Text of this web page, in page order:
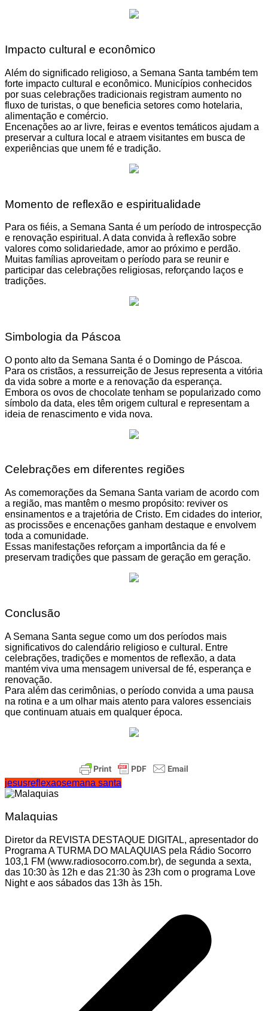
Impacto cultural e econômico
Além do significado religioso, a Semana Santa também tem
forte impacto cultural e econômico. Municípios conhecidos
por suas celebrações tradicionais registram aumento no
fluxo de turistas, o que beneficia setores como hotelaria,
alimentação e comércio.
Encenações ao ar livre, feiras e eventos temáticos ajudam a
preservar a cultura local e atraem visitantes em busca de
experiências que unem fé e tradição.
Momento de reflexão e espiritualidade
Para os fiéis, a Semana Santa é um período de introspecção
e renovação espiritual. A data convida à reflexão sobre
valores como solidariedade, amor ao próximo e perdão.
Muitas famílias aproveitam o período para se reunir e
participar das celebrações religiosas, reforçando laços e
tradições.
Simbologia da Páscoa
O ponto alto da Semana Santa é o Domingo de Páscoa.
Para os cristãos, a ressurreição de Jesus representa a vitória
da vida sobre a morte e a renovação da esperança.
Embora os ovos de chocolate tenham se popularizado como
símbolo da data, eles têm origem cultural e representam a
ideia de renascimento e vida nova.
Celebrações em diferentes regiões
As comemorações da Semana Santa variam de acordo com
a região, mas mantêm o mesmo propósito: reviver os
ensinamentos e a trajetória de Cristo. Em cidades do interior,
as procissões e encenações ganham destaque e envolvem
toda a comunidade.
Essas manifestações reforçam a importância da fé e
preservam tradições que passam de geração em geração.
Conclusão
A Semana Santa segue como um dos períodos mais
significativos do calendário religioso e cultural. Entre
celebrações, tradições e momentos de reflexão, a data
mantém viva uma mensagem universal de fé, esperança e
renovação.
Para além das cerimônias, o período convida a uma pausa
na rotina e a um olhar mais atento para valores essenciais
que continuam atuais em qualquer época.
jesusreflexaosemana santa
Malaquias
Diretor da REVISTA DESTAQUE DIGITAL, apresentador do
Programa A TURMA DO MALAQUIAS pela Rádio Socorro
103,1 FM (www.radiosocorro.com.br), de segunda a sexta,
das 10:30 às 12h e das 21:30 às 23h com o programa Love
Night e aos sábados das 13h às 15h.